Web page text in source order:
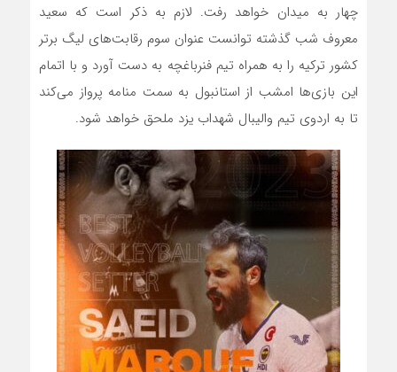
چهار به میدان خواهد رفت. لازم به ذکر است که سعید
معروف شب گذشته توانست عنوان سوم رقابت‌های لیگ برتر
کشور ترکیه را به همراه تیم فنرباغچه به دست آورد و با اتمام
این بازی‌ها امشب از استانبول به سمت منامه پرواز می‌کند
تا به اردوی تیم والیبال شهداب یزد ملحق خواهد شود.